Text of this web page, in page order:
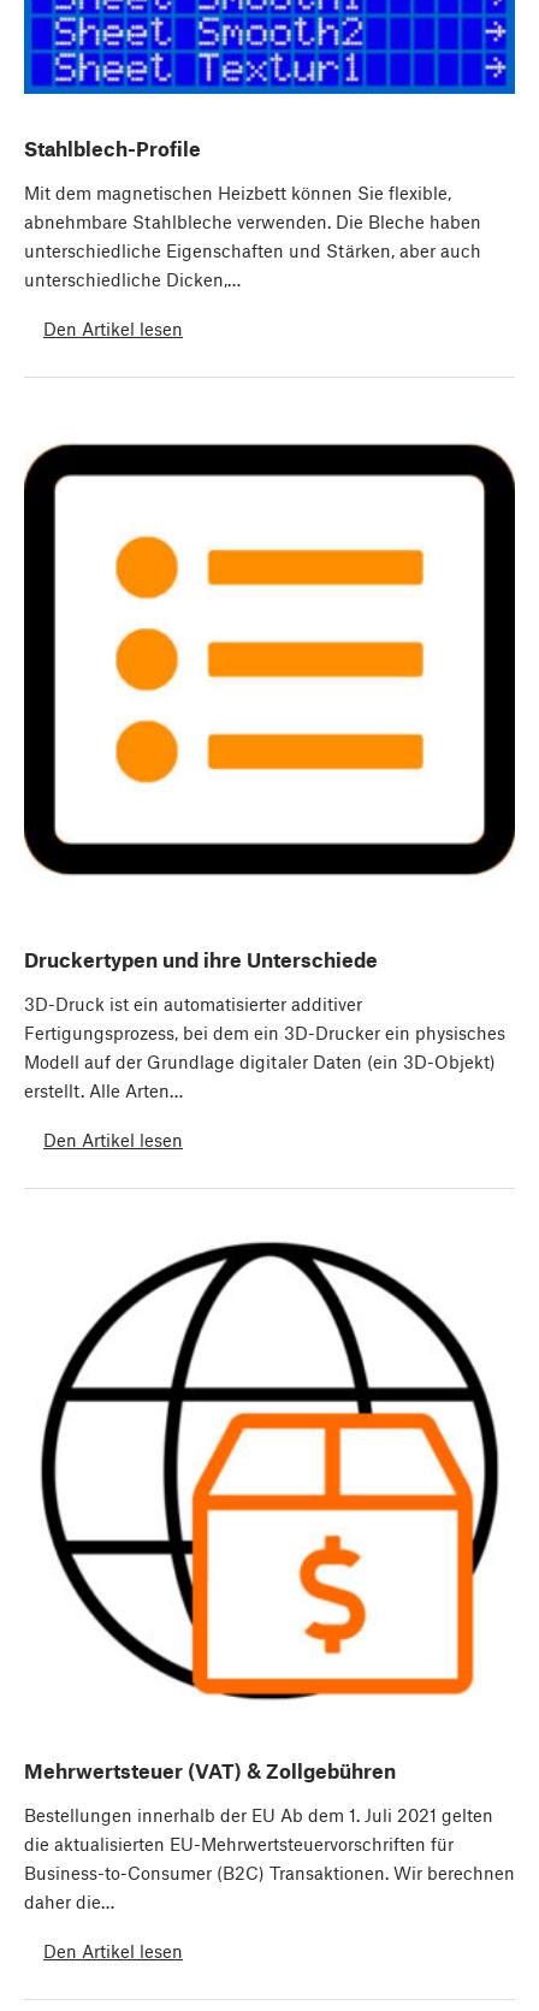
Stahlblech-Profile
Mit dem magnetischen Heizbett können Sie flexible,
abnehmbare Stahlbleche verwenden. Die Bleche haben
unterschiedliche Eigenschaften und Stärken, aber auch
unterschiedliche Dicken,…
Den Artikel lesen
Druckertypen und ihre Unterschiede
3D-Druck ist ein automatisierter additiver
Fertigungsprozess, bei dem ein 3D-Drucker ein physisches
Modell auf der Grundlage digitaler Daten (ein 3D-Objekt)
erstellt. Alle Arten…
Den Artikel lesen
Mehrwertsteuer (VAT) & Zollgebühren
Bestellungen innerhalb der EU Ab dem 1. Juli 2021 gelten
die aktualisierten EU-Mehrwertsteuervorschriften für
Business-to-Consumer (B2C) Transaktionen. Wir berechnen
daher die…
Den Artikel lesen